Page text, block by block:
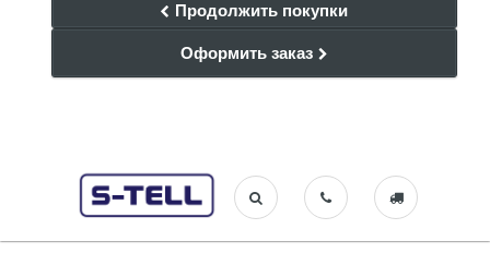
Продолжить покупки
Оформить заказ